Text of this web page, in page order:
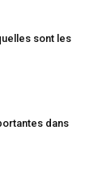
sont les
dans